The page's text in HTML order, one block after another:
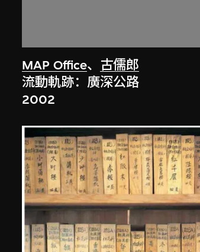
MAP Office、 古儒郎
流動軌跡：廣深公路
2002